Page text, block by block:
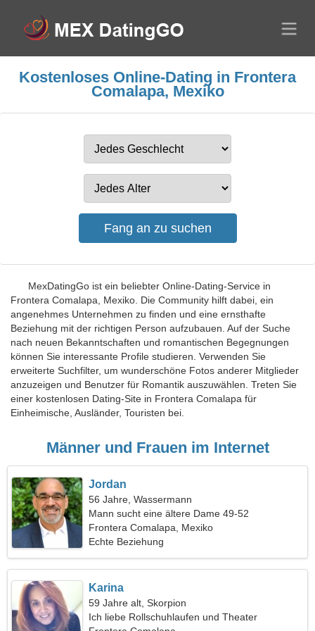
Kostenloses Online-Dating in Frontera
Comalapa, Mexiko
MexDatingGo ist ein beliebter Online-Dating-Service in
Frontera Comalapa, Mexiko. Die Community hilft dabei, ein
angenehmes Unternehmen zu finden und eine ernsthafte
Beziehung mit der richtigen Person aufzubauen. Auf der Suche
nach neuen Bekanntschaften und romantischen Begegnungen
können Sie interessante Profile studieren. Verwenden Sie
erweiterte Suchfilter, um wunderschöne Fotos anderer Mitglieder
anzuzeigen und Benutzer für Romantik auszuwählen. Treten Sie
einer kostenlosen Dating-Site in Frontera Comalapa für
Einheimische, Ausländer, Touristen bei.
Männer und Frauen im Internet
Jordan
56 Jahre, Wassermann
Mann sucht eine ältere Dame 49-52
Frontera Comalapa, Mexiko
Echte Beziehung
Karina
59 Jahre alt, Skorpion
Ich liebe Rollschuhlaufen und Theater